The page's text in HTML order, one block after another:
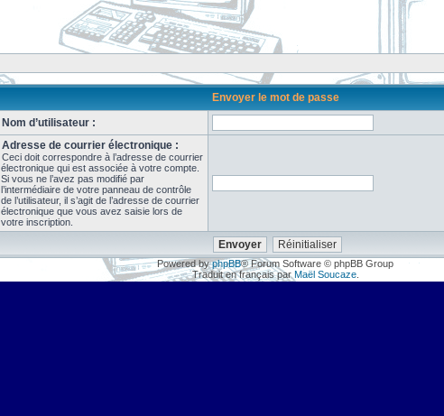
Envoyer le mot de passe
Nom d’utilisateur :
Adresse de courrier électronique :
Ceci doit correspondre à l’adresse de courrier
électronique qui est associée à votre compte.
Si vous ne l’avez pas modifié par
l’intermédiaire de votre panneau de contrôle
de l’utilisateur, il s’agit de l’adresse de courrier
électronique que vous avez saisie lors de
votre inscription.
Powered byphpBB® Forum Software © phpBB Group
Traduit en français par Maël Soucaze.